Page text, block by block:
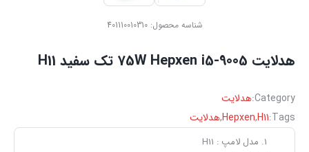
شناسه محصول:401110010310
هدلایت Hepxen i5-9005‏ 75W‏ تک سفید‏ H11
Category:هدلایت
Tags:
H11
,
Hepxen
,هدلایت
مدل لامپ : H11